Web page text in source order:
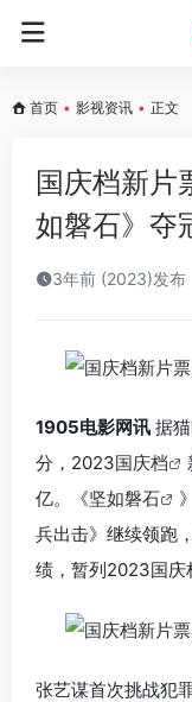
首页 • 影视资讯 • 正文
国庆档新片
如磐石》夺
3年前 (2023)发布
1905电影网讯 据
分，2023国庆档
亿。《坚如磐石
兵出击》继续领跑
绩，暂列2023国庆
张艺谋首次挑战犯